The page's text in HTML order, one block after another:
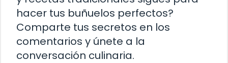
hacer tus buñuelos perfectos?
Comparte tus secretos en los
comentarios y únete a la
conversación culinaria.